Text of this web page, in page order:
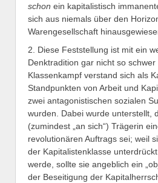
schon ein kapitalistisch
sich aus niemals über den
Warengesellschaft
2. Diese Feststellung ist mit ein
Denktradition gar nicht so
Klassenkampf verstand sich als
Standpunkten von Arbeit und
zwei antagonistischen sozialen
wurden. Dabei wurde unterstellt,
(zumindest „an sich“) Trägerin
revolutionären Auftrags sei; weil
der Kapitalistenklasse
werde, sollte sie angeblich ein
der Beseitigung der